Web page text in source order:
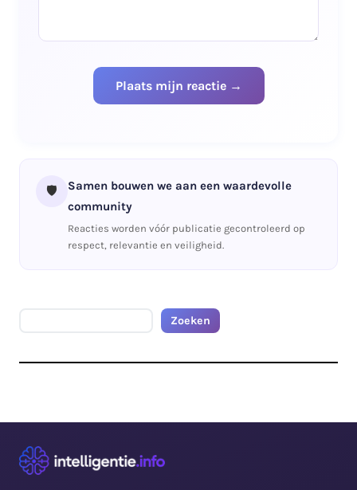
🛡️
Samen bouwen we aan een waardevolle
community
Reacties worden vóór publicatie gecontroleerd op
respect, relevantie en veiligheid.
Zoeken